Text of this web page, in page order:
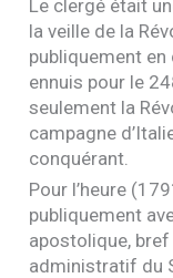
Le clergé était
la veille de la
publiquement en
ennuis pour le
seulement la
campagne
conquérant.
Pour l’heure
publiquement
apostolique,
administratif du